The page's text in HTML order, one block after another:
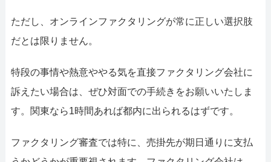
ただし、オンラインファクタリングが常に正しい選択肢
だとは限りません。
特段の事情や熱意ややる気を直接ファクタリング会社に
訴えたい場合は、ぜひ対面での手続きをお願いいたしま
す。関東なら1時間あれば都内に出られるはずです。
ファクタリング審査では特に、売掛先が期日通りに支払